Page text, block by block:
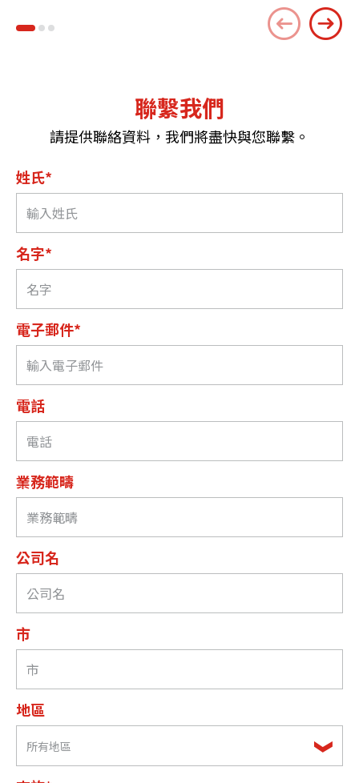
聯繫我們
請提供聯絡資料，我們將盡快與您聯繫。
姓氏*
名字*
電子郵件*
電話
業務範疇
公司名
市
地區
所有地區